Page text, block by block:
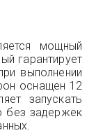
мощный
гарантирует
выполнении
оснащен 12
запускать
без задержек